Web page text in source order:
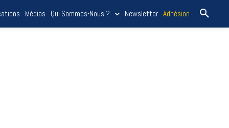
Médias Qui Sommes-Nous ? Newsletter Adhésion